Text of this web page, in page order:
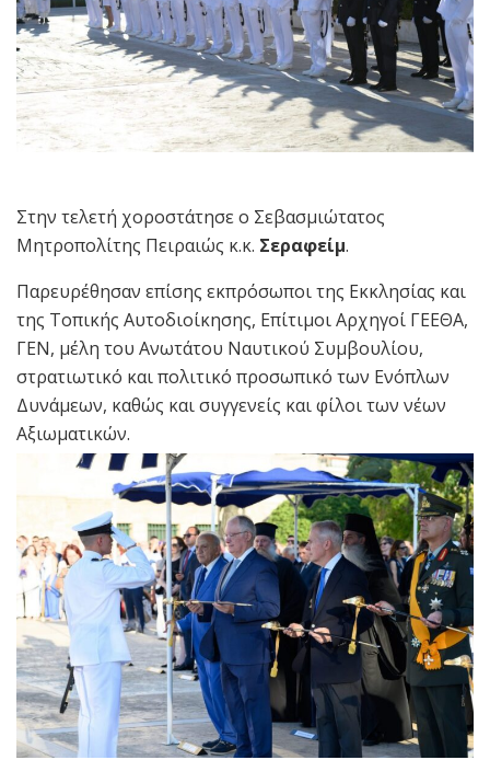
Στην τελετή χοροστάτησε ο Σεβασμιώτατος
Μητροπολίτης Πειραιώς κ.κ. Σεραφείμ.
Παρευρέθησαν επίσης εκπρόσωποι της Εκκλησίας και
της Τοπικής Αυτοδιοίκησης, Επίτιμοι Αρχηγοί ΓΕΕΘΑ,
ΓΕΝ, μέλη του Ανωτάτου Ναυτικού Συμβουλίου,
στρατιωτικό και πολιτικό προσωπικό των Ενόπλων
Δυνάμεων, καθώς και συγγενείς και φίλοι των νέων
Αξιωματικών.